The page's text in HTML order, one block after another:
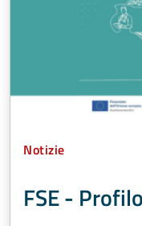
Tipo Contenuto:
Notizie
FSE -